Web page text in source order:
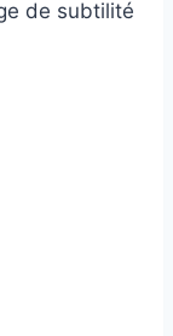
de subtilité